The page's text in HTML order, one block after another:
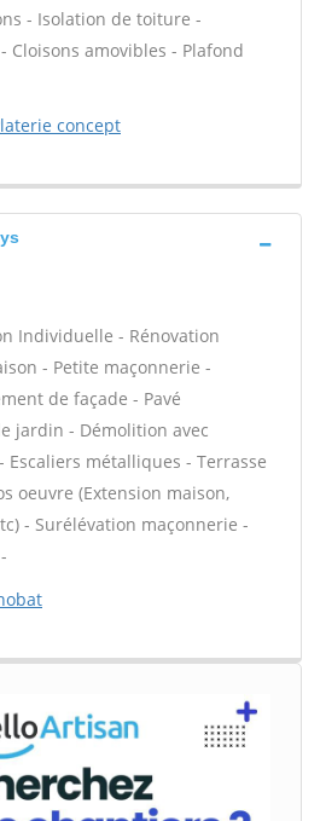
- Isolation de toiture -
Cloisons amovibles - Plafond
concept
Individuelle - Rénovation
- Petite maçonnerie -
de façade - Pavé
jardin - Démolition avec
métalliques - Terrasse
oeuvre (Extension maison,
- Surélévation maçonnerie -